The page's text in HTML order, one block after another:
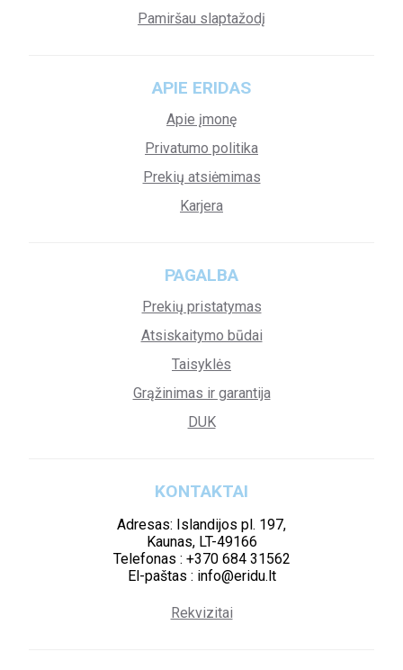
Pamiršau slaptažodį
APIE ERIDAS
Apie įmonę
Privatumo politika
Prekių atsiėmimas
Karjera
PAGALBA
Prekių pristatymas
Atsiskaitymo būdai
Taisyklės
Grąžinimas ir garantija
DUK
KONTAKTAI
Adresas: Islandijos pl. 197,
Kaunas, LT-49166
Telefonas : +370 684 31562
El-paštas : info@eridu.lt
Rekvizitai